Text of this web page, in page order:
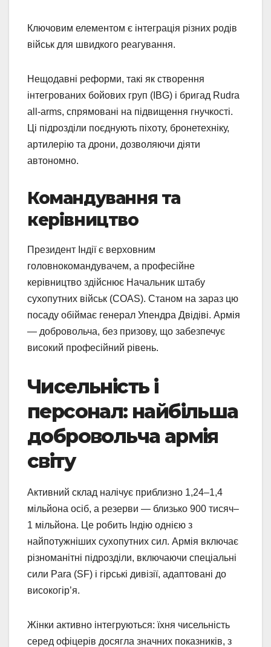
Ключовим елементом є інтеграція різних родів
військ для швидкого реагування.
Нещодавні реформи, такі як створення
інтегрованих бойових груп (IBG) і бригад Rudra
all-arms, спрямовані на підвищення гнучкості.
Ці підрозділи поєднують піхоту, бронетехніку,
артилерію та дрони, дозволяючи діяти
автономно.
Командування та
керівництво
Президент Індії є верховним
головнокомандувачем, а професійне
керівництво здійснює Начальник штабу
сухопутних військ (COAS). Станом на зараз цю
посаду обіймає генерал Упендра Двідіві. Армія
— добровольча, без призову, що забезпечує
високий професійний рівень.
Чисельність і
персонал: найбільша
добровольча армія
світу
Активний склад налічує приблизно 1,24–1,4
мільйона осіб, а резерви — близько 900 тисяч–
1 мільйона. Це робить Індію однією з
найпотужніших сухопутних сил. Армія включає
різноманітні підрозділи, включаючи спеціальні
сили Para (SF) і гірські дивізії, адаптовані до
високогір’я.
Жінки активно інтегруються: їхня чисельність
серед офіцерів досягла значних показників, з